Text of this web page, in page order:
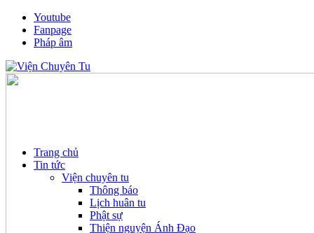
Youtube
Fanpage
Pháp âm
Trang chủ
Tin tức
Viện chuyên tu
Thông báo
Lịch huân tu
Phật sự
Thiện nguyện Ánh Đạo